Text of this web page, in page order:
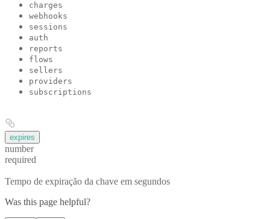
charges
webhooks
sessions
auth
reports
flows
sellers
providers
subscriptions
expires
number
required
Tempo de expiração da chave em segundos
Was this page helpful?